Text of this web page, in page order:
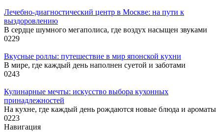
Лечебно-диагностический центр в Москве: на пути к
выздоровлению
В сердце шумного мегаполиса, где воздух насыщен звуками
0229
Вкусные роллы: путешествие в мир японской кухни
В мире, где каждый день наполнен суетой и заботами
0243
Кулинарные мечты: искусство выбора кухонных
принадлежностей
На кухне, где каждый день рождаются новые блюда и ароматы
0223
Навигация